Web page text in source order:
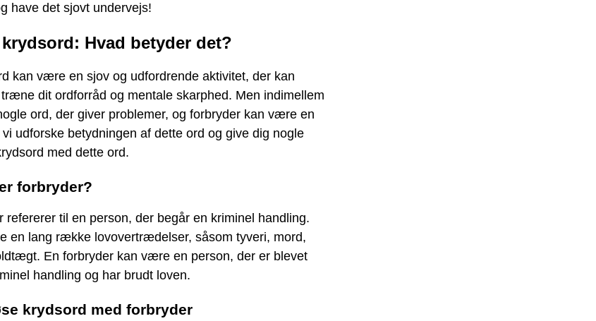
have det sjovt undervejs!
Hvad betyder det?
kan være en sjov og udfordrende aktivitet, der kan
dit ordforråd og mentale skarphed. Men indimellem
ord, der giver problemer, og forbryder kan være en
udforske betydningen af dette ord og give dig nogle
med dette ord.
forbryder?
refererer til en person, der begår en kriminel handling.
en lang række lovovertrædelser, såsom tyveri, mord,
En forbryder kan være en person, der er blevet
handling og har brudt loven.
krydsord med forbryder